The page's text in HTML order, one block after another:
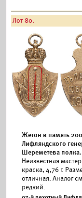
Лот 80.
Жетон в память
Лифляндского
Шереметева полка.
Неизвестная
краска, 4,76 г.
отличная. Аналог
редкий.